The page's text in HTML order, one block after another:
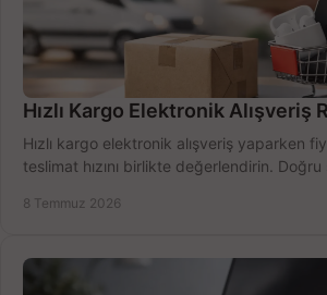
Hızlı Kargo Elektronik Alışveriş
Hızlı kargo elektronik alışveriş yaparken
teslimat hızını birlikte değerlendirin.
8 Temmuz 2026